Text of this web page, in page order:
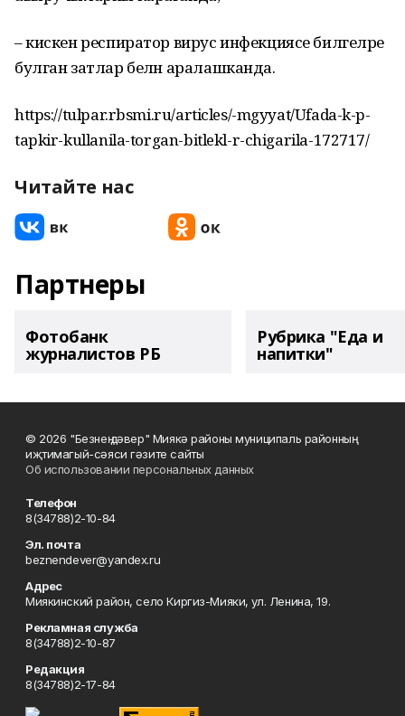
– кискен респиратор вирус инфекциясе билгеләре
булган затлар белән аралашканда.
https://tulpar.rbsmi.ru/articles/-mgyyat/Ufada-k-p-
tapkir-kullanila-torgan-bitlekl-r-chigarila-172717/
Читайте нас
Партнеры
Фотобанк
журналистов РБ
Рубрика "Еда и
напитки"
© 2026 "Безнең дәвер" Миякә районы муниципаль районның
иҗтимагый-сәяси гәзите сайты
Об использовании персональных данных
Телефон
8(34788)2-10-84
Эл. почта
beznendever@yandex.ru
Адрес
Миякинский район, село Киргиз-Мияки, ул. Ленина, 19.
Рекламная служба
8(34788)2-10-87
Редакция
8(34788)2-17-84